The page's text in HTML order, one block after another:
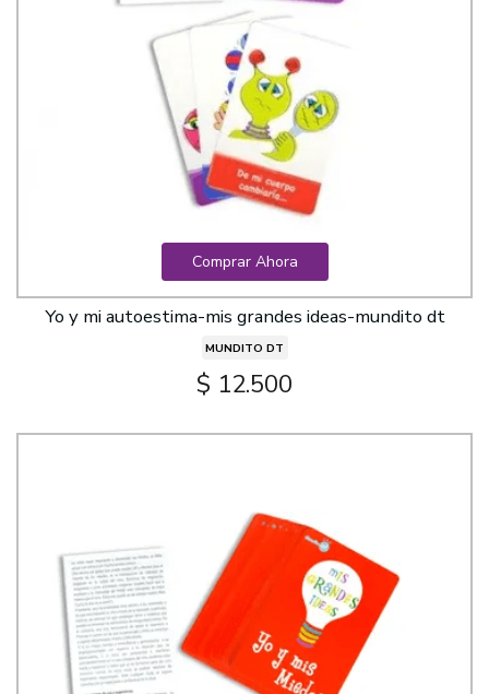
Comprar Ahora
Yo y mi autoestima-mis grandes ideas-mundito dt
MUNDITO DT
$ 12.500